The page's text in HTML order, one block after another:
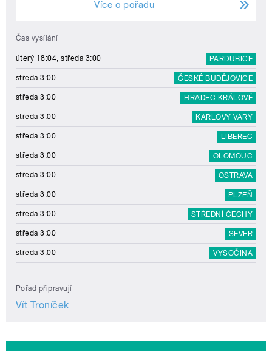
Více o pořadu
Čas vysílání
úterý 18:04, středa 3:00 PARDUBICE
středa 3:00 ČESKÉ BUDĚJOVICE
středa 3:00 HRADEC KRÁLOVÉ
středa 3:00 KARLOVY VARY
středa 3:00 LIBEREC
středa 3:00 OLOMOUC
středa 3:00 OSTRAVA
středa 3:00 PLZEŇ
středa 3:00 STŘEDNÍ ČECHY
středa 3:00 SEVER
středa 3:00 VYSOČINA
Pořad připravují
Vít Troníček